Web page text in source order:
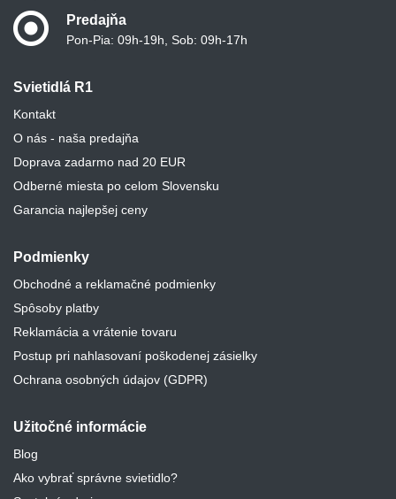
Svietidlá R1
Kontakt
O nás - naša predajňa
Doprava zadarmo nad 20 EUR
Odberné miesta po celom Slovensku
Garancia najlepšej ceny
Podmienky
Obchodné a reklamačné podmienky
Spôsoby platby
Reklamácia a vrátenie tovaru
Postup pri nahlasovaní poškodenej zásielky
Ochrana osobných údajov (GDPR)
Užitočné informácie
Blog
Ako vybrať správne svietidlo?
Predajňa
Pon-Pia: 09h-19h, Sob: 09h-17h